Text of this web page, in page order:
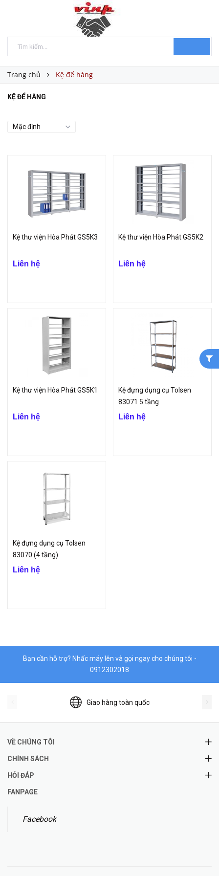
Trang chủ Kệ để hàng
KỆ ĐỂ HÀNG
Kệ thư viện Hòa Phát GS5K3
Liên hệ
Kệ thư viện Hòa Phát GS5K2
Liên hệ
Kệ thư viện Hòa Phát GS5K1
Liên hệ
Kệ đựng dụng cụ Tolsen
83071 5 tầng
Liên hệ
Kệ đựng dụng cụ Tolsen
83070 (4 tầng)
Liên hệ
Bạn cần hỗ trợ? Nhấc máy lên và gọi ngay cho chúng tôi -
0912302018
Giao hàng toàn quốc
VỀ CHÚNG TÔI
CHÍNH SÁCH
HỎI ĐÁP
FANPAGE
Facebook